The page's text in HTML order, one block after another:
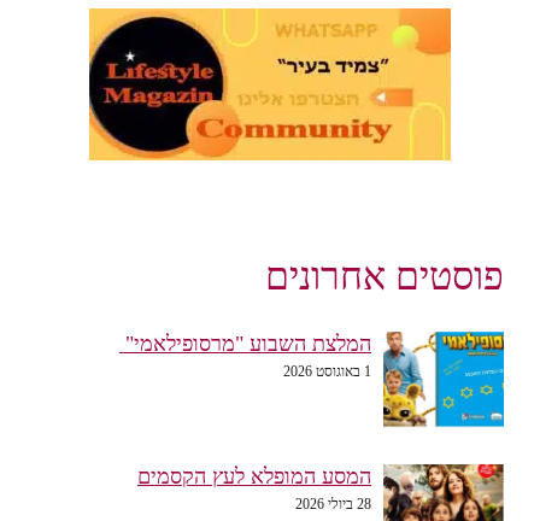
פוסטים אחרונים
המלצת השבוע "מרסופילאמי"
1 באוגוסט 2026
המסע המופלא לעץ הקסמים
28 ביולי 2026